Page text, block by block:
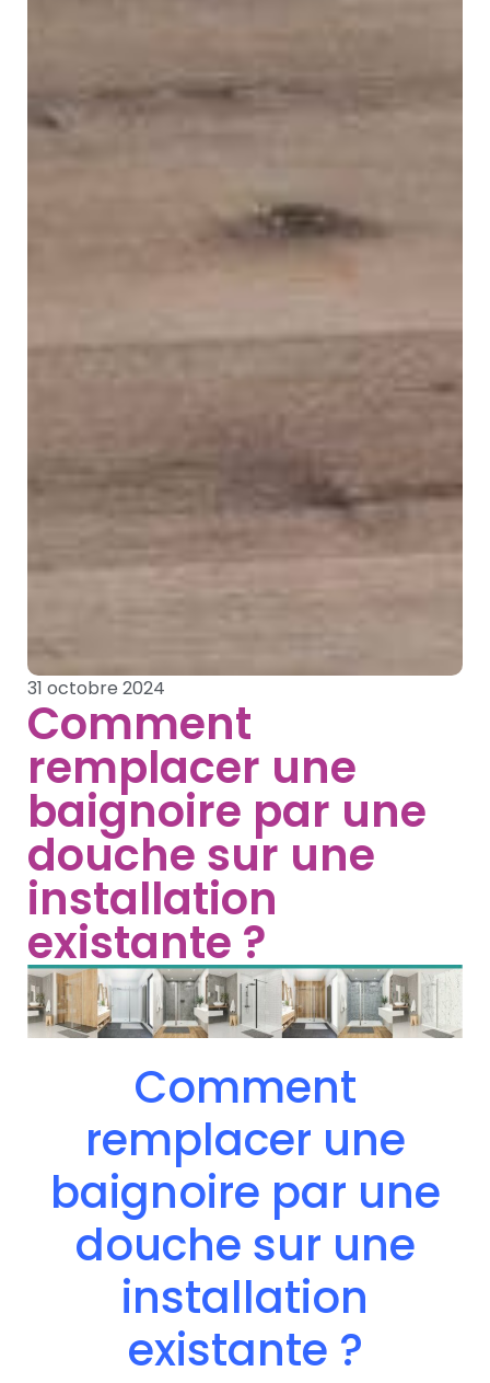
31 octobre 2024
Comment
remplacer une
baignoire par une
douche sur une
installation
existante ?
Comment
remplacer une
baignoire par une
douche sur une
installation
existante ?